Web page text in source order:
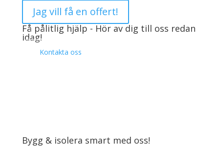
Jag vill få en offert!
Få pålitlig hjälp - Hör av dig till oss redan
idag!
Kontakta oss
Bygg & isolera smart med oss!